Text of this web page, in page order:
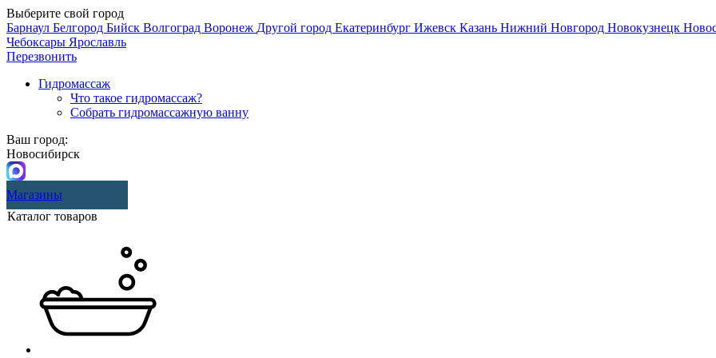
Выберите свой город
Барнаул Белгород Бийск Волгоград Воронеж Другой город Екатеринбург Ижевск Казань Нижний Новгород Новокузнецк
Чебоксары Ярославль
Перезвонить
Гидромассаж
Что такое гидромассаж?
Собрать гидромассажную ванну
Ваш город:
Новосибирск
Магазины
Каталог товаров